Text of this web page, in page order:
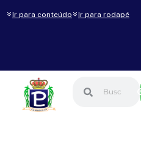
Ir para conteúdo Ir para rodapé